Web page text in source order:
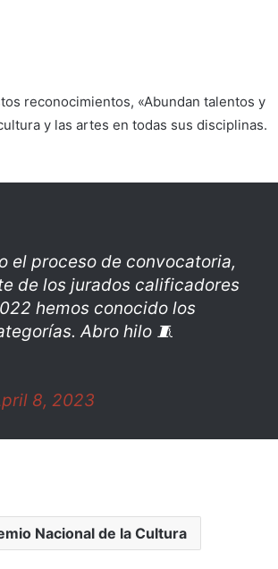
reconocimientos, «Abundan talentos y
y las artes en todas sus disciplinas.
el proceso de convocatoria,
de los jurados calificadores
hemos conocido los
Abro hilo 🧵
8, 2023
Nacional de la Cultura